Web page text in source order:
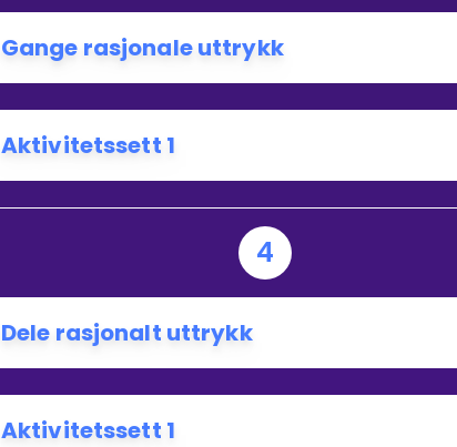
Gange rasjonale uttrykk
Aktivitetssett 1
4
Dele rasjonalt uttrykk
Aktivitetssett 1